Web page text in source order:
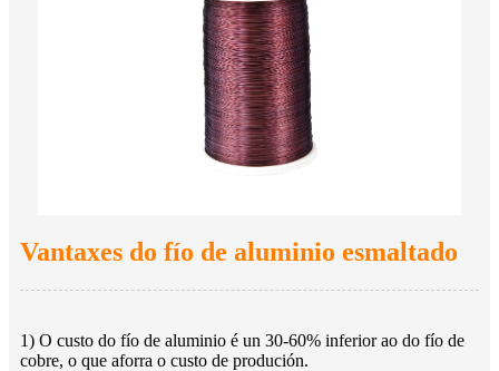
Vantaxes do fío de aluminio esmaltado
1) O custo do fío de aluminio é un 30-60% inferior ao do fío de
cobre, o que aforra o custo de produción.